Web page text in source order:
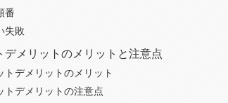
番
失敗
デメリットのメリットと注意点
トデメリットのメリット
トデメリットの注意点